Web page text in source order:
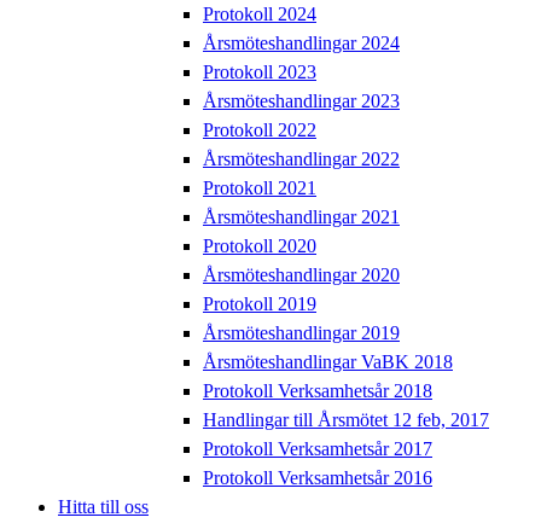
Protokoll 2024
Årsmöteshandlingar 2024
Protokoll 2023
Årsmöteshandlingar 2023
Protokoll 2022
Årsmöteshandlingar 2022
Protokoll 2021
Årsmöteshandlingar 2021
Protokoll 2020
Årsmöteshandlingar 2020
Protokoll 2019
Årsmöteshandlingar 2019
Årsmöteshandlingar VaBK 2018
Protokoll Verksamhetsår 2018
Handlingar till Årsmötet 12 feb, 2017
Protokoll Verksamhetsår 2017
Protokoll Verksamhetsår 2016
Hitta till oss